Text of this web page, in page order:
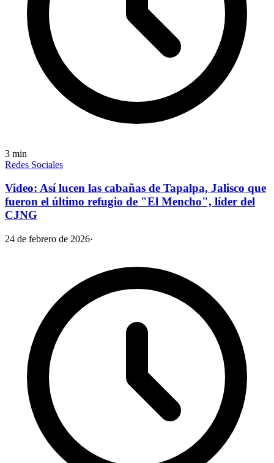
3 min
Redes Sociales
Video: Así lucen las cabañas de Tapalpa, Jalisco que
fueron el último refugio de "El Mencho", líder del
CJNG
24 de febrero de 2026·